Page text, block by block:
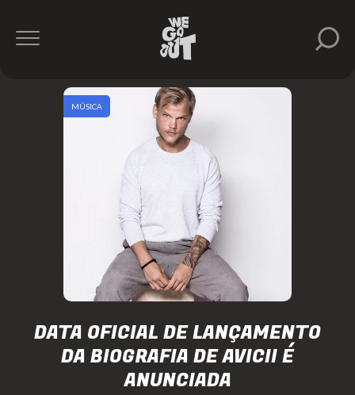
DATA OFICIAL DE LANÇAMENTO
DA BIOGRAFIA DE AVICII É
ANUNCIADA
MÚSICA